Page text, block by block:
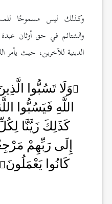
وكذلك ليس مسموحًا
والشتائم في حق أوثان
الدينية للآخرين، حيث يأمر
وَلَا تَسُبُّوا
اللَّهِ فَيَسُبُّوا
كَذَلِكَ زَيَّنَّا
إِلَى رَبِّهِمْ
كَانُوا يَعْمَلُونَ